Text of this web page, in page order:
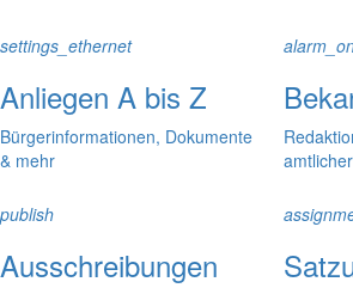
settings_ethernet
Anliegen A bis Z
Bürgerinformationen, Dokumente
& mehr
publish
Ausschreibungen